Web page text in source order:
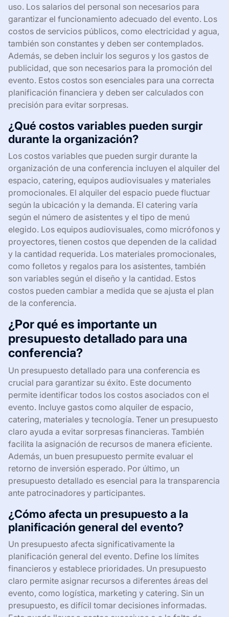
uso. Los salarios del personal son necesarios para
garantizar el funcionamiento adecuado del evento. Los
costos de servicios públicos, como electricidad y agua,
también son constantes y deben ser contemplados.
Además, se deben incluir los seguros y los gastos de
publicidad, que son necesarios para la promoción del
evento. Estos costos son esenciales para una correcta
planificación financiera y deben ser calculados con
precisión para evitar sorpresas.
¿Qué costos variables pueden surgir
durante la organización?
Los costos variables que pueden surgir durante la
organización de una conferencia incluyen el alquiler del
espacio, catering, equipos audiovisuales y materiales
promocionales. El alquiler del espacio puede fluctuar
según la ubicación y la demanda. El catering varía
según el número de asistentes y el tipo de menú
elegido. Los equipos audiovisuales, como micrófonos y
proyectores, tienen costos que dependen de la calidad
y la cantidad requerida. Los materiales promocionales,
como folletos y regalos para los asistentes, también
son variables según el diseño y la cantidad. Estos
costos pueden cambiar a medida que se ajusta el plan
de la conferencia.
¿Por qué es importante un
presupuesto detallado para una
conferencia?
Un presupuesto detallado para una conferencia es
crucial para garantizar su éxito. Este documento
permite identificar todos los costos asociados con el
evento. Incluye gastos como alquiler de espacio,
catering, materiales y tecnología. Tener un presupuesto
claro ayuda a evitar sorpresas financieras. También
facilita la asignación de recursos de manera eficiente.
Además, un buen presupuesto permite evaluar el
retorno de inversión esperado. Por último, un
presupuesto detallado es esencial para la transparencia
ante patrocinadores y participantes.
¿Cómo afecta un presupuesto a la
planificación general del evento?
Un presupuesto afecta significativamente la
planificación general del evento. Define los límites
financieros y establece prioridades. Un presupuesto
claro permite asignar recursos a diferentes áreas del
evento, como logística, marketing y catering. Sin un
presupuesto, es difícil tomar decisiones informadas.